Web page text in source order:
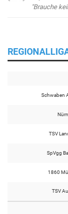
"Brauche
Schwaben
TSV
SpVgg
1860
TSV